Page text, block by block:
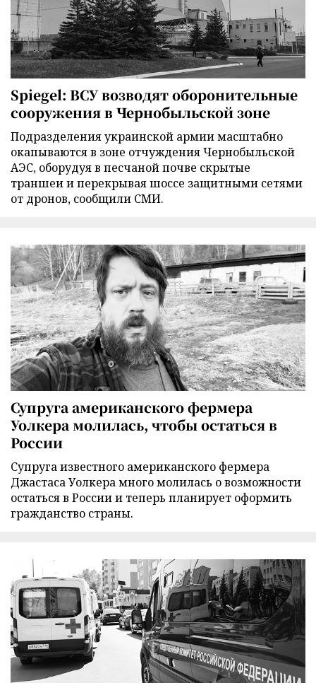
Spiegel: ВСУ возводят оборонительные
сооружения в Чернобыльской зоне
Подразделения украинской армии масштабно
окапываются в зоне отчуждения Чернобыльской
АЭС, оборудуя в песчаной почве скрытые
траншеи и перекрывая шоссе защитными сетями
от дронов, сообщили СМИ.
Супруга американского фермера
Уолкера молилась, чтобы остаться в
России
Супруга известного американского фермера
Джастаса Уолкера много молилась о возможности
остаться в России и теперь планирует оформить
гражданство страны.